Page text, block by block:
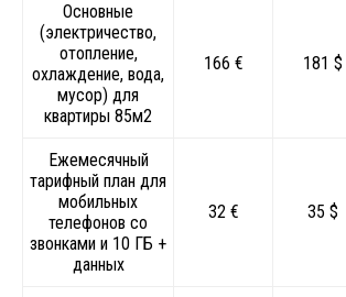
Основные
(электричество,
отопление,
охлаждение, вода,
мусор) для
квартиры 85м2
166 € 181 $
Ежемесячный
тарифный план для
мобильных
телефонов со
звонками и 10 ГБ +
данных
32 € 35 $